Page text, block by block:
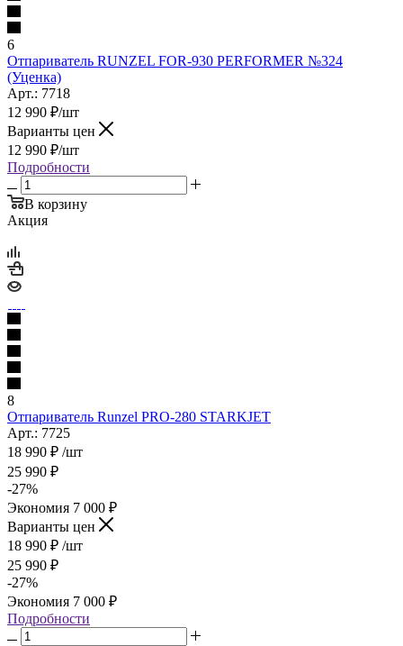
6
Отпариватель RUNZEL FOR-930 PERFORMER №324
(Уценка)
Арт.: 7718
12 990 ₽/шт
Варианты цен
12 990 ₽/шт
Подробности
В корзину
Акция
8
Отпариватель Runzel PRO-280 STARKJET
Арт.: 7725
18 990 ₽ /шт
25 990 ₽
-27%
Экономия 7 000 ₽
Варианты цен
18 990 ₽ /шт
25 990 ₽
-27%
Экономия 7 000 ₽
Подробности